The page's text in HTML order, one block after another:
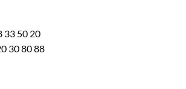
33 50 20
30 80 88